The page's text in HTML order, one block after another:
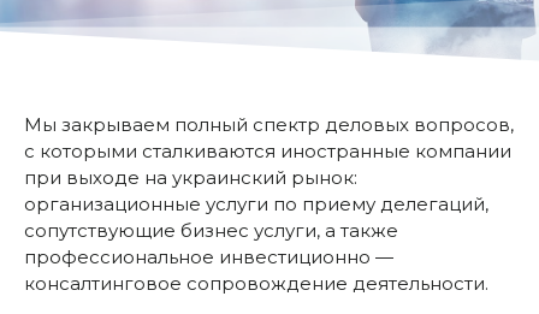
Мы закрываем полный спектр деловых вопросов,
с которыми сталкиваются иностранные компании
при выходе на украинский рынок:
организационные услуги по приему делегаций,
сопутствующие бизнес услуги, а также
профессиональное инвестиционно —
консалтинговое сопровождение деятельности.